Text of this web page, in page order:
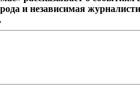
и независимая